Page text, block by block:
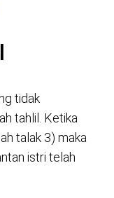
tidak
tahlil. Ketika
talak 3) maka
istri telah